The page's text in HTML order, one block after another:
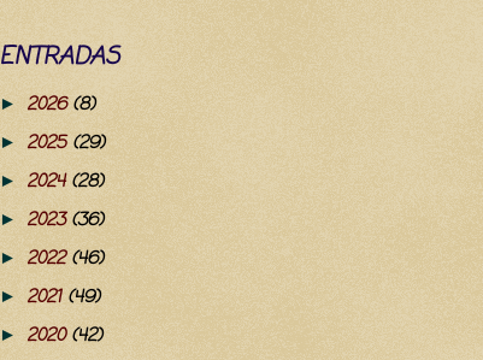
ENTRADAS
► 2026(8)
► 2025(29)
► 2024(28)
► 2023(36)
► 2022(46)
► 2021 (49)
► 2020(42)